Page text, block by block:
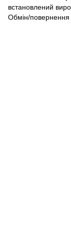
встановлений
Обмін/повернення